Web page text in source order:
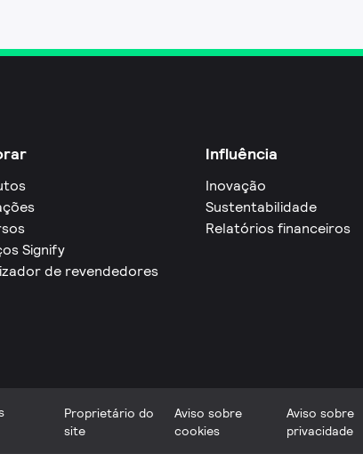
Signify
de revendedores
Influência
Inovação
Sustentabilidade
Relatórios financeiros
Proprietário do
site
Aviso sobre
cookies
Aviso sobre
privacidade